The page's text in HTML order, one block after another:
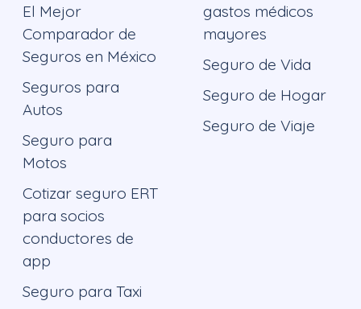
El Mejor
Comparador de
Seguros en México
Seguros para
Autos
Seguro para
Motos
Cotizar seguro ERT
para socios
conductores de
app
Seguro para Taxi
gastos médicos
mayores
Seguro de Vida
Seguro de Hogar
Seguro de Viaje